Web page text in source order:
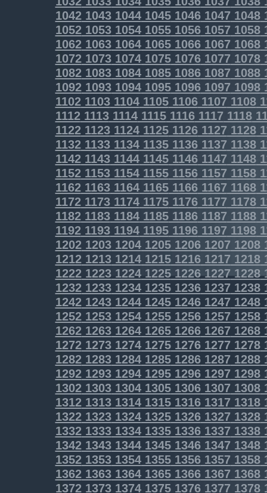
1042104310441045104610471048
1052105310541055105610571058
1062106310641065106610671068
107210731074107510761077 1078
108210831084108510861087 1088
109210931094109510961097 1098
110211031104110511061107 1108
111211131114111511161117 1118
112211231124112511261127 1128
113211331134113511361137 1138
114211431144114511461147 1148
115211531154115511561157 1158
116211631164116511661167 1168
117211731174117511761177 1178
118211831184118511861187 1188
119211931194119511961197 1198
120212031204120512061207 1208
121212131214121512161217 1218
1222122312241225122612271228
1232123312341235123612371238
1242124312441245124612471248
1252125312541255125612571258
1262126312641265126612671268
1272127312741275127612771278
1282128312841285128612871288
1292129312941295129612971298
1302130313041305130613071308
1312131313141315131613171318
1322132313241325132613271328
1332133313341335133613371338
1342134313441345134613471348
1352135313541355135613571358
136213631364136513661367 1368
137213731374137513761377 1378